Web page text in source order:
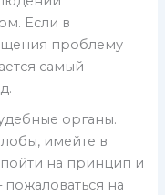
Если в
проблему
самый
органы.
имейте в
пойти на принцип и
пожаловаться на